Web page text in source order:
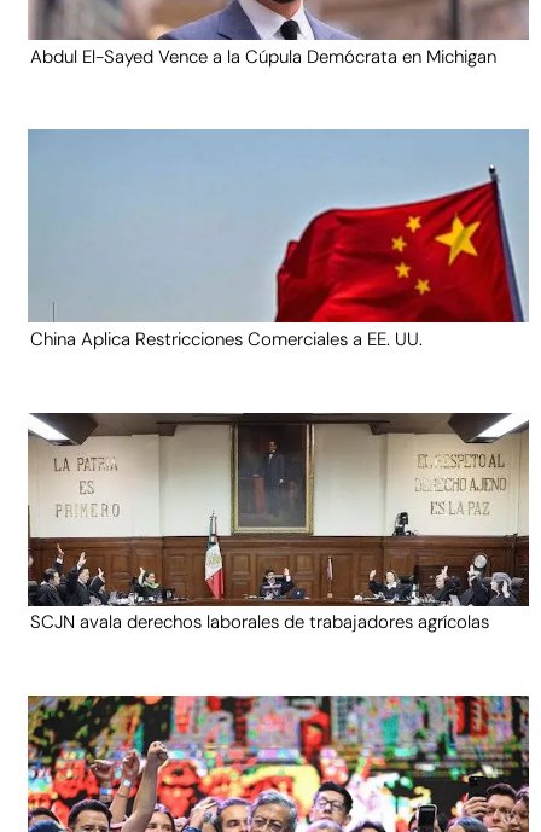
Abdul El-Sayed Vence a la Cúpula Demócrata en Michigan
China Aplica Restricciones Comerciales a EE. UU.
SCJN avala derechos laborales de trabajadores agrícolas